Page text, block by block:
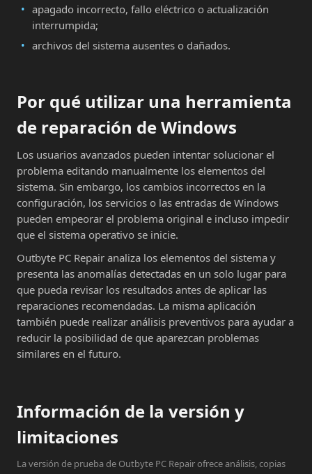
apagado incorrecto, fallo eléctrico o actualización
interrumpida;
archivos del sistema ausentes o dañados.
Por qué utilizar una herramienta
de reparación de Windows
Los usuarios avanzados pueden intentar solucionar el
problema editando manualmente los elementos del
sistema. Sin embargo, los cambios incorrectos en la
configuración, los servicios o las entradas de Windows
pueden empeorar el problema original e incluso impedir
que el sistema operativo se inicie.
Outbyte PC Repair analiza los elementos del sistema y
presenta las anomalías detectadas en un solo lugar para
que pueda revisar los resultados antes de aplicar las
reparaciones recomendadas. La misma aplicación
también puede realizar análisis preventivos para ayudar a
reducir la posibilidad de que aparezcan problemas
similares en el futuro.
Información de la versión y
limitaciones
La versión de prueba de Outbyte PC Repair ofrece análisis, copias